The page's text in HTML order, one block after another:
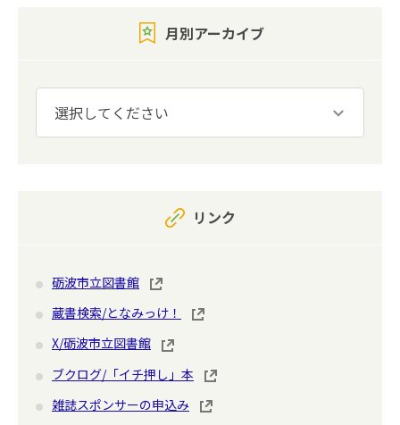
月別アーカイブ
リンク
砺波市立図書館
蔵書検索/となみっけ！
X/砺波市立図書館
ブクログ/「イチ押し」本
雑誌スポンサーの申込み